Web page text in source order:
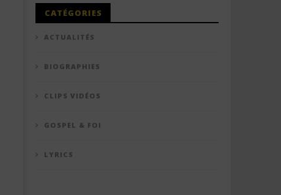
CATÉGORIES
ACTUALITÉS
BIOGRAPHIES
CLIPS VIDÉOS
GOSPEL & FOI
LYRICS